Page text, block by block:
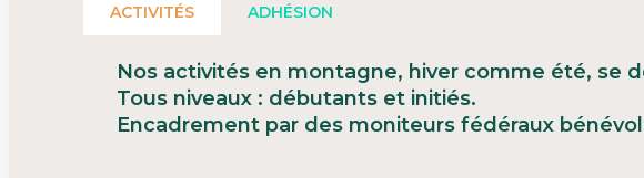
ACTIVITÉS ADHÉSION
Nos activités en montagne, hiver comme été, se
Tous niveaux : débutants et initiés.
Encadrement par des moniteurs fédéraux